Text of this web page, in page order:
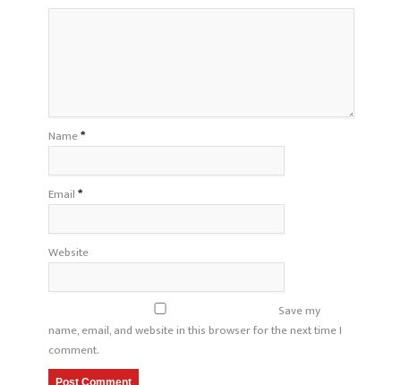
Name*
Email*
Website
Save my
name, email, and website in this browser for the next time I
comment.